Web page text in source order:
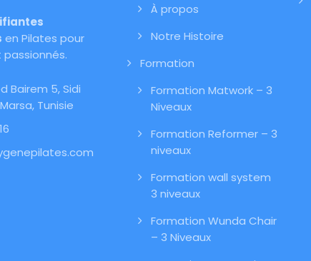
en Pilates pour
Bairem 5, Sidi
Tunisie
À propos
Notre Histoire
Formation
Formation Matwork – 3
Niveaux
Formation Reformer – 3
niveaux
Formation wall system
3 niveaux
Formation Wunda Chair
– 3 Niveaux